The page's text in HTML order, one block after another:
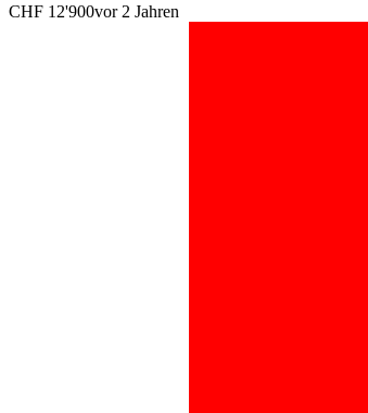
CHF 12'900vor 2 Jahren